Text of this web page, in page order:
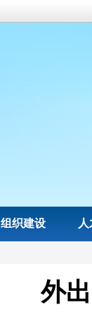
组织建设
外